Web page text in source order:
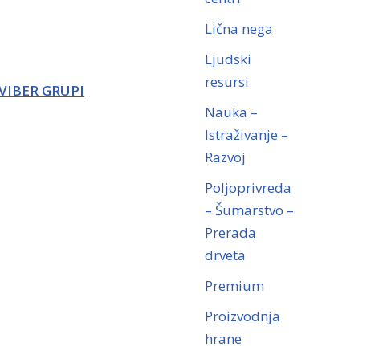
GRUPI
Lična nega
Ljudski
resursi
Nauka –
Istraživanje –
Razvoj
Poljoprivreda
– Šumarstvo –
Prerada
drveta
Premium
Proizvodnja
hrane